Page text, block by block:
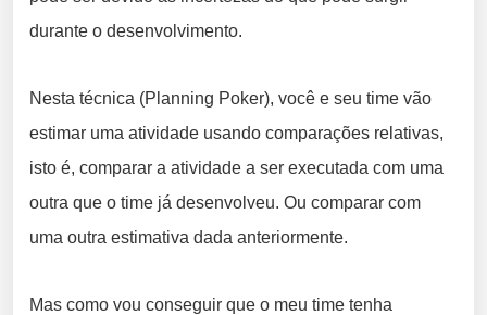
durante o desenvolvimento.
Nesta técnica (Planning Poker), você e seu time vão
estimar uma atividade usando comparações relativas,
isto é, comparar a atividade a ser executada com uma
outra que o time já desenvolveu. Ou comparar com
uma outra estimativa dada anteriormente.
Mas como vou conseguir que o meu time tenha